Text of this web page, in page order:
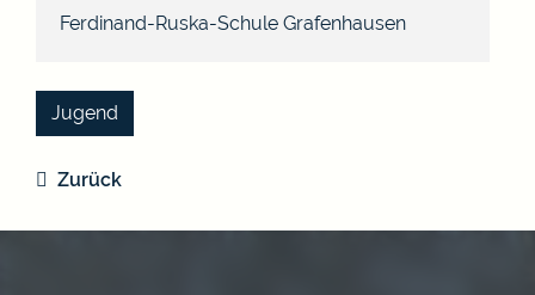
Ferdinand-Ruska-Schule Grafenhausen
Jugend
Zurück